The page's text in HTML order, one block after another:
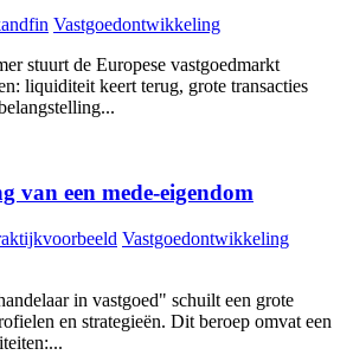
Vastgoedontwikkeling
stuurt de Europese vastgoedmarkt
liquiditeit keert terug, grote transacties
van een mede-eigendom
Vastgoedontwikkeling
in vastgoed" schuilt een grote
en strategieën. Dit beroep omvat een